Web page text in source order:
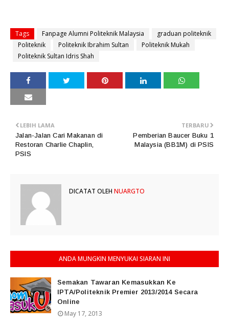
Tags Fanpage Alumni Politeknik Malaysia
graduan politeknik
Politeknik
Politeknik Ibrahim Sultan
Politeknik Mukah
Politeknik Sultan Idris Shah
TERBARU
Pemberian Baucer Buku 1
Malaysia (BB1M) di PSIS
LEBIH LAMA
Jalan-Jalan Cari Makanan di
Restoran Charlie Chaplin,
PSIS
DICATAT OLEH NUARGTO
ANDA MUNGKIN MENYUKAI SIARAN INI
Semakan Tawaran Kemasukkan Ke
IPTA/Politeknik Premier 2013/2014 Secara
Online
May 17, 2013